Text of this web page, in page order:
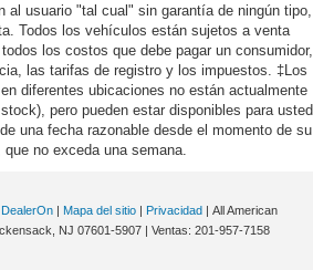
al usuario "tal cual" sin garantía de ningún tipo,
Todos los vehículos están sujetos a venta
los costos que debe pagar un consumidor,
las tarifas de registro y los impuestos. ‡Los
diferentes ubicaciones no están actualmente
pero pueden estar disponibles para usted
una fecha razonable desde el momento de su
no exceda una semana.
DealerOn | Mapa del sitio | Privacidad | All American
NJ 07601-5907 | Ventas: 201-957-7158